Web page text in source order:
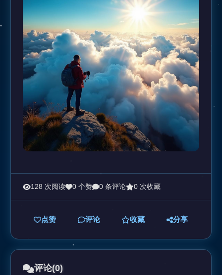
128 次阅读 0 个赞 0 条评论 0 次收藏
点赞 评论 收藏 分享
评论(0)